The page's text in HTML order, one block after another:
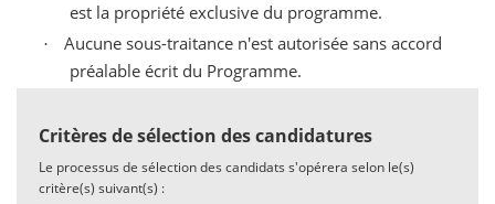
est la propriété exclusive du programme.
·
Aucune sous-traitance n'est autorisée sans accord
préalable écrit du Programme.
Critères de sélection des candidatures
Le processus de sélection des candidats s'opérera selon le(s)
critère(s) suivant(s) :